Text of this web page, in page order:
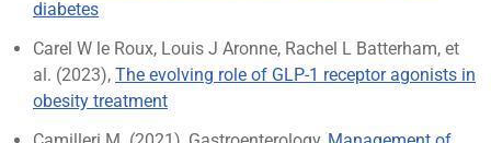
diabetes
Carel W le Roux, Louis J Aronne, Rachel L Batterham, et
al. (2023), The evolving role of GLP-1 receptor agonists in
obesity treatment